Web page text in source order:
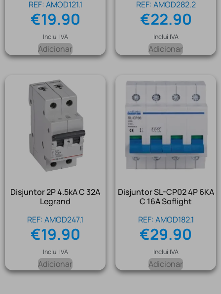
REF: AMOD121.1
€19.90
Inclui IVA
Adicionar
REF: AMOD282.2
€22.90
Inclui IVA
Adicionar
Disjuntor 2P 4.5kA C 32A
Legrand
REF: AMOD247.1
€19.90
Inclui IVA
Adicionar
Disjuntor SL-CP02 4P 6KA
C 16A Soflight
REF: AMOD182.1
€29.90
Inclui IVA
Adicionar